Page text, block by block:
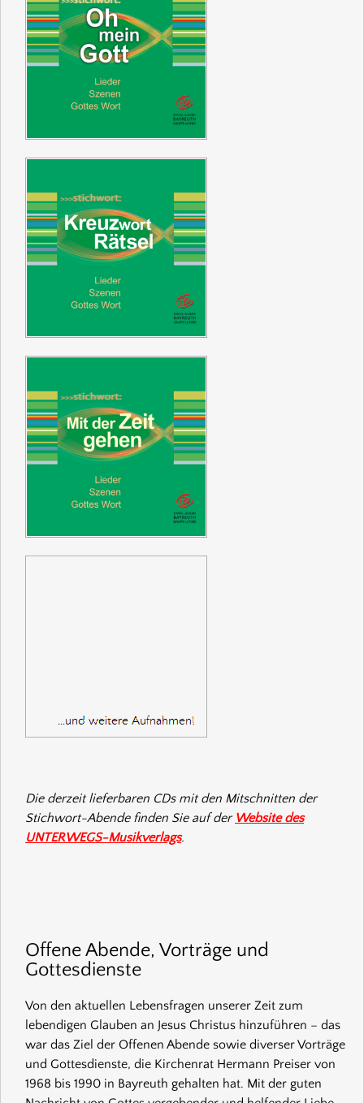
Die derzeit lieferbaren CDs mit den Mitschnitten der
Stichwort-Abende finden Sie auf der Website des
UNTERWEGS-Musikverlags.
Offene Abende, Vorträge und
Gottesdienste
Von den aktuellen Lebensfragen unserer Zeit zum
lebendigen Glauben an Jesus Christus hinzuführen – das
war das Ziel der Offenen Abende sowie diverser Vorträge
und Gottesdienste, die Kirchenrat Hermann Preiser von
1968 bis 1990 in Bayreuth gehalten hat. Mit der guten